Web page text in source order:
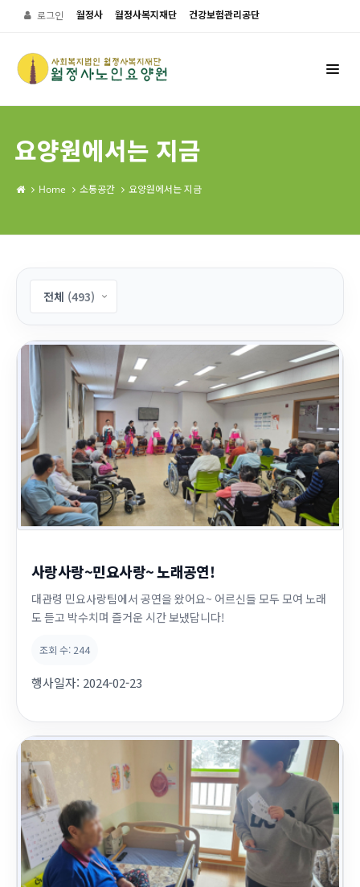
로그인 월정사 월정사복지재단 건강보험관리공단
요양원에서는 지금
Home 소통공간 요양원에서는 지금
전체 (493)
사랑사랑~민요사랑~ 노래공연!
대관령 민요사랑팀에서 공연을 왔어요~ 어르신들 모두 모여 노래
도 듣고 박수치며 즐거운 시간 보냈답니다!
조회 수: 244
행사일자: 2024-02-23